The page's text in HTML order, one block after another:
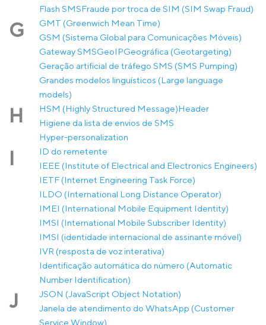
Flash SMSFraude por troca de SIM (SIM Swap Fraud)
G
GMT (Greenwich Mean Time)
GSM (Sistema Global para Comunicações Móveis)
Gateway SMSGeoIPGeográfica (Geotargeting)
Geração artificial de tráfego SMS (SMS Pumping)
Grandes modelos linguísticos (Large language
models)
H HSM (Highly Structured Message)Header
Higiene da lista de envios de SMS
Hyper-personalization
I
ID do remetente
IEEE (Institute of Electrical and Electronics Engineers)
IETF (Internet Engineering Task Force)
ILDO (International Long Distance Operator)
IMEI (International Mobile Equipment Identity)
IMSI (International Mobile Subscriber Identity)
IMSI (identidade internacional de assinante móvel)
IVR (resposta de voz interativa)
Identificação automática do número (Automatic
Number Identification)
J
JSON (JavaScript Object Notation)
Janela de atendimento do WhatsApp (Customer
Service Window)